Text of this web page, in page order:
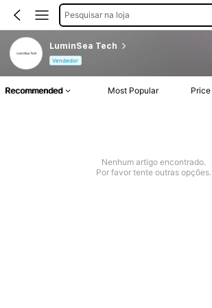
Pesquisar na loja
LuminSea Tech
Vendedor
Recommended Most Popular Price
Nenhum artigo encontrado.
Por favor tente outras opções.